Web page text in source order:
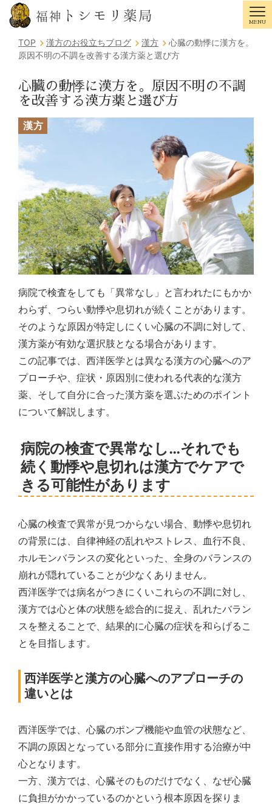
福神 トシモリ薬局 MENU
TOP
漢方のお役立ちブログ 漢方
心臓の動悸に漢方を。
原因不明の不調を改善する漢方薬と選び方
心臓の動悸に漢方を。原因不明の不調
を改善する漢方薬と選び方
漢方
病院で検査をしても「異常なし」と言われたにもかか
わらず、つらい動悸や息切れが続くことがあります。
そのような原因が特定しにくい心臓の不調に対して、
漢方薬が有効な選択肢となる場合があります。
この記事では、西洋医学とは異なる漢方の心臓へのア
プローチや、症状・原因別に使われる代表的な漢方
薬、そして自分に合った漢方薬を選ぶためのポイント
について解説します。
病院の検査で異常なし…それでも
続く動悸や息切れは漢方でケアで
きる可能性があります
心臓の検査で異常が見つからない場合、動悸や息切れ
の背景には、自律神経の乱れやストレス、血行不良、
ホルモンバランスの変化といった、全身のバランスの
崩れが隠れていることが少なくありません。
西洋医学では病名がつきにくいこれらの不調に対し、
漢方では心と体の状態を総合的に捉え、乱れたバラン
スを整えることで、結果的に心臓の症状を和らげるこ
とを目指します。
西洋医学と漢方の心臓へのアプローチの
違いとは
西洋医学では、心臓のポンプ機能や血管の状態など、
不調の原因となっている部分に直接作用する治療が中
心となります。
一方、漢方では、心臓そのものだけでなく、なぜ心臓
に負担がかかっているのかという根本原因を探りま